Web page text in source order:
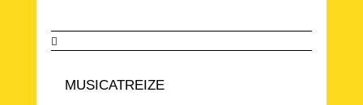

MUSICATREIZE